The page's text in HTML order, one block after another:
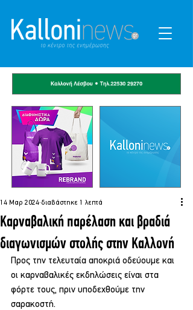
Καρναβαλική παρέλαση και βραδιά
διαγωνισμών στολής στην Καλλονή
14 Μαρ 2024 διαβάστηκε 1 λεπτά
Προς την τελευταία αποκριά οδεύουμε και
οι καρναβαλικές εκδηλώσεις είναι στα
φόρτε τους, πριν υποδεχθούμε την
σαρακοστή.